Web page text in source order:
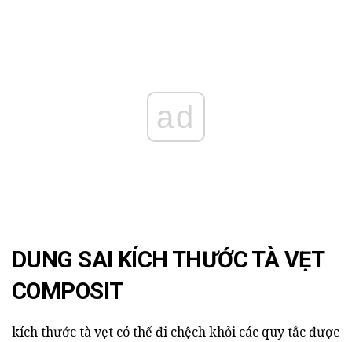
ad
DUNG SAI KÍCH THƯỚC TÀ VẸT
COMPOSIT
kích thước tà vẹt có thể đi chệch khỏi các quy tắc được